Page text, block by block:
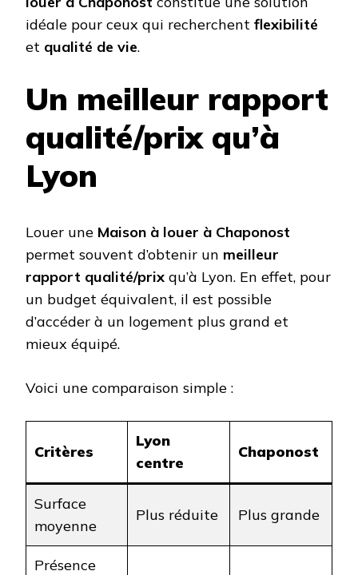
idéale pour ceux qui recherchent flexibilité
et qualité de vie.
Un meilleur rapport
qualité/prix qu’à
Lyon
Louer une Maison à louer à Chaponost
permet souvent d’obtenir un meilleur
rapport qualité/prix qu’à Lyon. En effet, pour
un budget équivalent, il est possible
d’accéder à un logement plus grand et
mieux équipé.
Voici une comparaison simple :
Critères
Lyon
centre
Chaponost
Surface
moyenne
Plus réduite Plus grande
Présence